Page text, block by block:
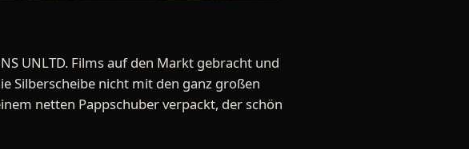
UNLTD. Films auf den Markt gebracht und
Silberscheibe nicht mit den ganz großen
netten Pappschuber verpackt, der schön